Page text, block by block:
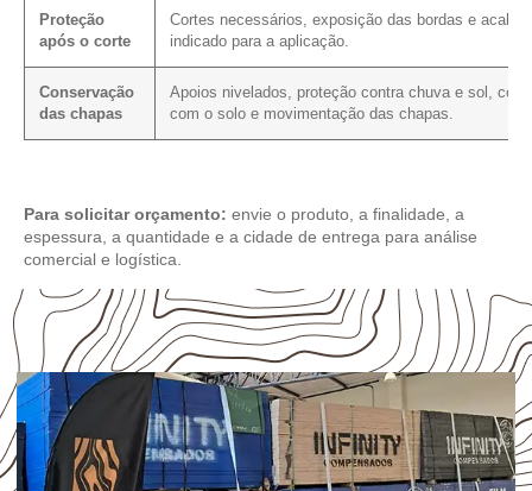
Proteção
após o corte
Cortes necessários, exposição das bordas e
indicado para a aplicação.
Conservação
das chapas
Apoios nivelados, proteção contra chuva e sol,
com o solo e movimentação das chapas.
Para solicitar orçamento: envie o produto, a finalidade, a
espessura, a quantidade e a cidade de entrega para análise
comercial e logística.